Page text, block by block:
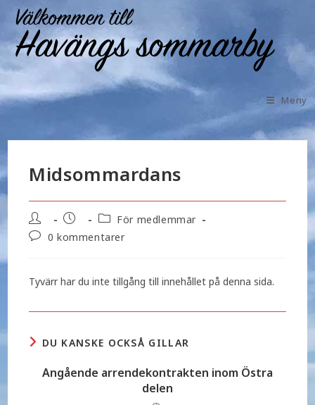
Meny
Midsommardans
För medlemmar
0 kommentarer
Tyvärr har du inte tillgång till innehållet på denna sida.
DU KANSKE OCKSÅ GILLAR
Angående arrendekontrakten inom Östra
delen